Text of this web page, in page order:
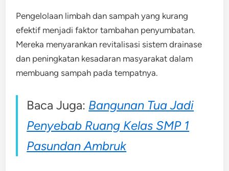
Pengelolaan limbah dan sampah yang kurang
efektif menjadi faktor tambahan penyumbatan.
Mereka menyarankan revitalisasi sistem drainase
dan peningkatan kesadaran masyarakat dalam
membuang sampah pada tempatnya.
Baca Juga: Bangunan Tua Jadi
Penyebab Ruang Kelas SMP 1
Pasundan Ambruk